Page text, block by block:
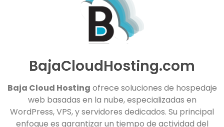
BajaCloudHosting.com
Baja Cloud Hosting ofrece soluciones de hospedaje
web basadas en la nube, especializadas en
WordPress, VPS, y servidores dedicados. Su principal
enfoque es garantizar un tiempo de actividad del